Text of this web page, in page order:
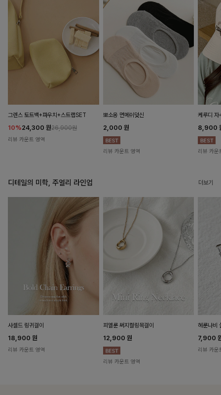
그렌스 토트백+파우치+스트랩SET
10%24,300 원26,900원
리뷰 카운트 영역
뽀소옹 면메쉬덧신
2,000 원
리뷰 카운트 영역
케루디 자
8,900
리뷰 카운
디테일의 미학, 주얼리 라인업 더보기
사셀드 링귀걸이
18,900 원
리뷰 카운트 영역
피엘룬 써지컬링목걸이
12,900 원
리뷰 카운트 영역
헤룬나비
7,900
리뷰 카운